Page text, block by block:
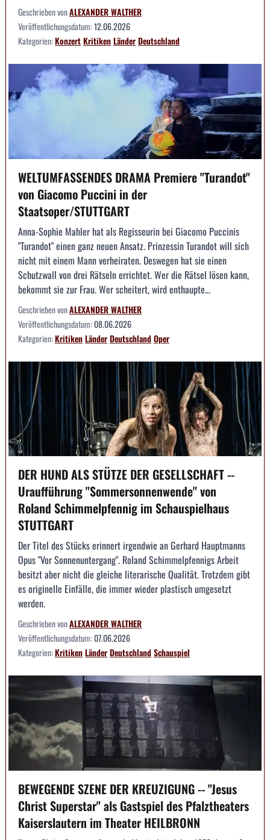
Geschrieben vonALEXANDER WALTHER
Veröffentlichungsdatum:12.06.2026
Kategorien:KonzertKritikenLänderDeutschland
WELTUMFASSENDES DRAMA Premiere "Turandot"
von Giacomo Puccini in der
Staatsoper/STUTTGART
Anna-Sophie Mahler hat als Regisseurin bei Giacomo Puccinis
"Turandot" einen ganz neuen Ansatz. Prinzessin Turandot will sich
nicht mit einem Mann verheiraten. Deswegen hat sie einen
Schutzwall von drei Rätseln errichtet. Wer die Rätsel lösen kann,
bekommt sie zur Frau. Wer scheitert, wird enthaupte...
Geschrieben vonALEXANDER WALTHER
Veröffentlichungsdatum:08.06.2026
Kategorien:KritikenLänderDeutschlandOper
DER HUND ALS STÜTZE DER GESELLSCHAFT --
Uraufführung "Sommersonnenwende" von
Roland Schimmelpfennig im Schauspielhaus
STUTTGART
Der Titel des Stücks erinnert irgendwie an Gerhard Hauptmanns
Opus "Vor Sonnenuntergang". Roland Schimmelpfennigs Arbeit
besitzt aber nicht die gleiche literarische Qualität. Trotzdem gibt
es originelle Einfälle, die immer wieder plastisch umgesetzt
werden.
Geschrieben vonALEXANDER WALTHER
Veröffentlichungsdatum:07.06.2026
Kategorien:KritikenLänderDeutschlandSchauspiel
BEWEGENDE SZENE DER KREUZIGUNG -- "Jesus
Christ Superstar" als Gastspiel des Pfalztheaters
Kaiserslautern im Theater HEILBRONN